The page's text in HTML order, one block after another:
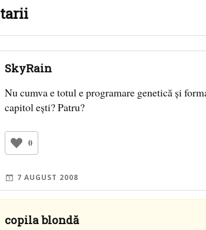
SkyRain
Nu cumva e totul e programare genetică şi
capitol eşti? Patru?
0
7 AUGUST 2008
copila blondă